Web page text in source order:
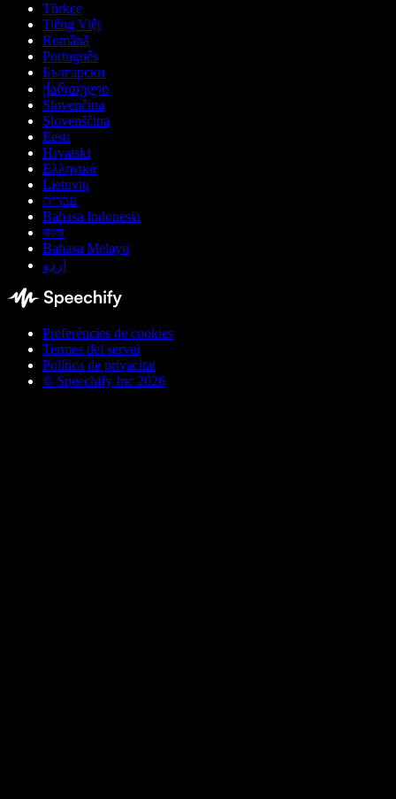
Türkçe
Tiếng Việt
Română
Português
Български
ქართული
Slovenčina
Slovenščina
Eesti
Hrvatski
Ελληνικά
Lietuvių
עברית
Bahasa Indonesia
বাংলা
Bahasa Melayu
اردو
Preferències de cookies
Termes del servei
Política de privacitat
© Speechify Inc 2026